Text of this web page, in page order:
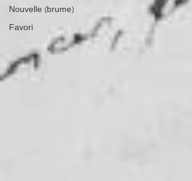
Nouvelle (brume)
Favori